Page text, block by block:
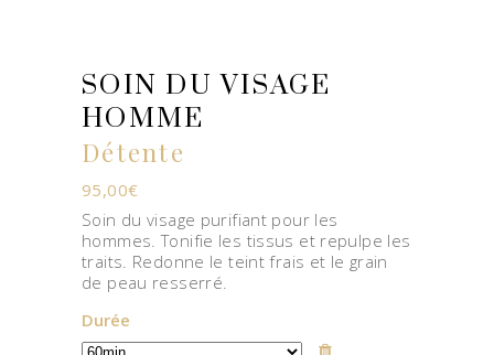
SOIN DU VISAGE
HOMME
Détente
95,00€
Soin du visage purifiant pour les
hommes. Tonifie les tissus et repulpe les
traits. Redonne le teint frais et le grain
de peau resserré.
Durée